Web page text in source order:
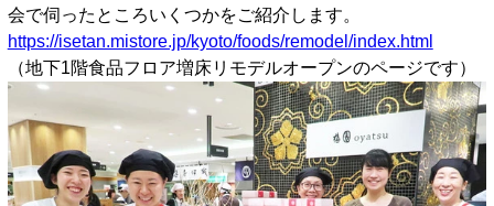
会で伺ったところいくつかをご紹介します。
https://isetan.mistore.jp/kyoto/foods/remodel/index.html
（地下1階食品フロア増床リモデルオープンのページです）